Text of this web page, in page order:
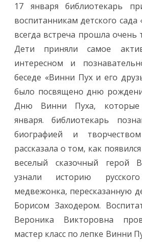
17 января библиотекарь
воспитанникам детского
всегда встреча прошла очень
Дети приняли самое
интересном и
беседе «Винни Пух и его
было посвящено дню
Дню Винни Пуха, которые
января. библиотекарь
биографией и
рассказала о том, как
веселый сказочный герой
узнали историю
медвежонка, пересказанную
Борисом Заходером.
Вероника Викторовна
мастер класс по лепке Винни